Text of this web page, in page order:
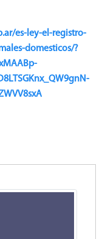
es-ley-el-registro-
domesticos/?